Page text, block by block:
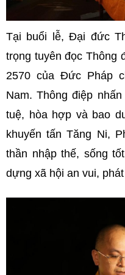
Tại buổi lễ, Đại đức
trọng tuyên đọc Thông
2570 của Đức Pháp
Nam. Thông điệp
tuệ, hòa hợp và bao
khuyến tấn Tăng Ni,
thần nhập thế, sống
dựng xã hội an vui,